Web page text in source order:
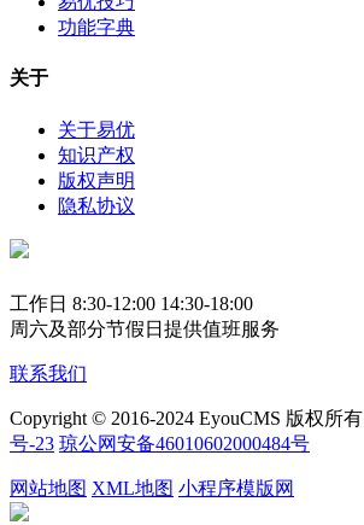
功能字典
关于
关于易优
知识产权
版权声明
隐私协议
工作日 8:30-12:00 14:30-18:00
周六及部分节假日提供值班服务
联系我们
Copyright © 2016-2024 EyouCMS 版权所有
号-23 琼公网安备46010602000484号
网站地图 XML地图 小程序模版网